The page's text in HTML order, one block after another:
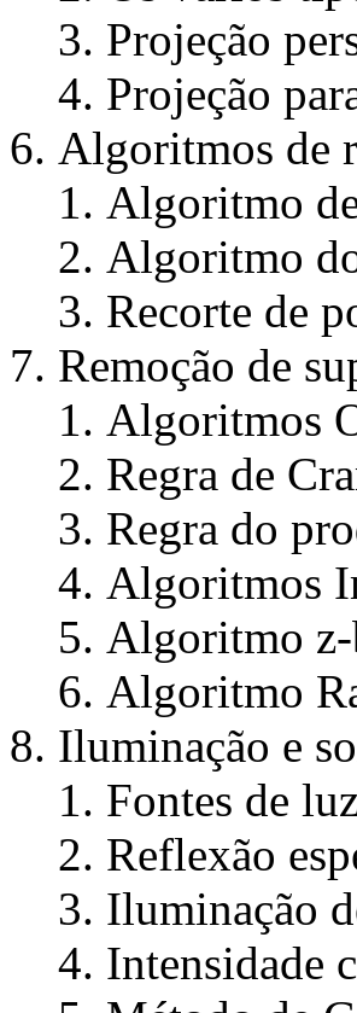
Projeção
Projeção
Algoritmos de
Algoritmo
Algoritmo
Recorte de
Remoção de
Algoritmos
Regra de
Regra do
Algoritmos
Algoritmo
Algoritmo
Iluminação e
Fontes de
Reflexão
Iluminação
Intensidade